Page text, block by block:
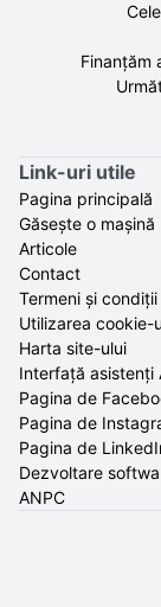
Finanțăm
Link-uri utile
Pagina principală
Găsește o mașină
Articole
Contact
Termeni și condiții
Utilizarea cookie-
Harta site-ului
Interfață asistenți
Pagina de
Pagina de
Pagina de
Dezvoltare
ANPC